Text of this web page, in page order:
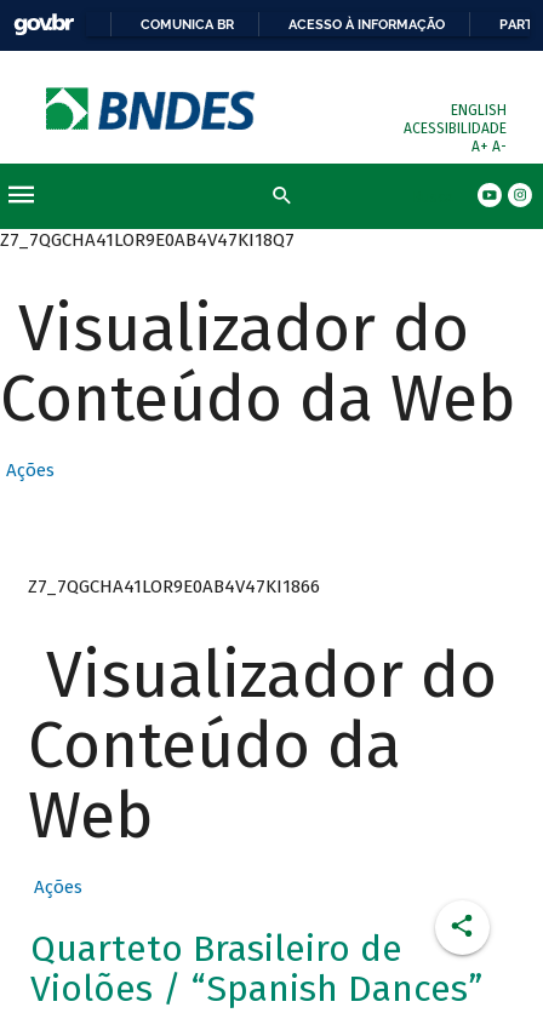
COMUNICA BR ACESSO À INFORMAÇÃO
ENGLISH
ACESSIBILIDADE
A+ A-
Z7_7QGCHA41LOR9E0AB4V47KI18Q7
Visualizador do
Conteúdo da Web
Ações
Z7_7QGCHA41LOR9E0AB4V47KI1866
Visualizador do
Conteúdo da
Web
Ações
Quarteto Brasileiro de
Violões / “Spanish Dances”